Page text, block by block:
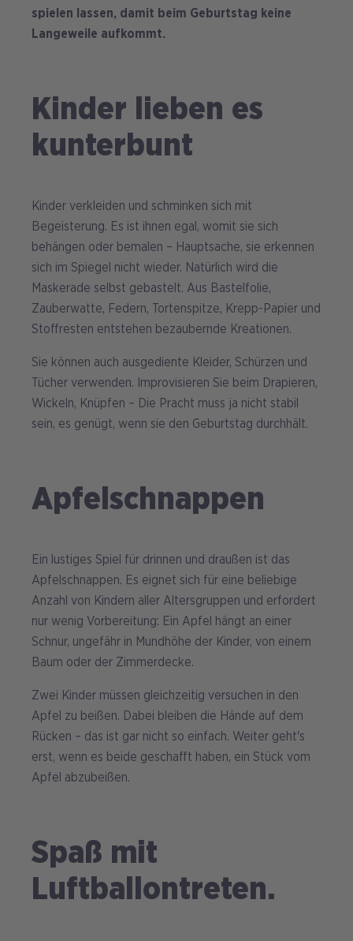
spielen lassen, damit beim Geburtstag keine
Langeweile aufkommt.
Kinder lieben es
kunterbunt
Kinder verkleiden und schminken sich mit
Begeisterung. Es ist ihnen egal, womit sie sich
behängen oder bemalen – Hauptsache, sie erkennen
sich im Spiegel nicht wieder. Natürlich wird die
Maskerade selbst gebastelt. Aus Bastelfolie,
Zauberwatte, Federn, Tortenspitze, Krepp-Papier und
Stoffresten entstehen bezaubernde Kreationen.
Sie können auch ausgediente Kleider, Schürzen und
Tücher verwenden. Improvisieren Sie beim Drapieren,
Wickeln, Knüpfen – Die Pracht muss ja nicht stabil
sein, es genügt, wenn sie den Geburtstag durchhält.
Apfelschnappen
Ein lustiges Spiel für drinnen und draußen ist das
Apfelschnappen. Es eignet sich für eine beliebige
Anzahl von Kindern aller Altersgruppen und erfordert
nur wenig Vorbereitung: Ein Apfel hängt an einer
Schnur, ungefähr in Mundhöhe der Kinder, von einem
Baum oder der Zimmerdecke.
Zwei Kinder müssen gleichzeitig versuchen in den
Apfel zu beißen. Dabei bleiben die Hände auf dem
Rücken – das ist gar nicht so einfach. Weiter geht's
erst, wenn es beide geschafft haben, ein Stück vom
Apfel abzubeißen.
Spaß mit
Luftballontreten.